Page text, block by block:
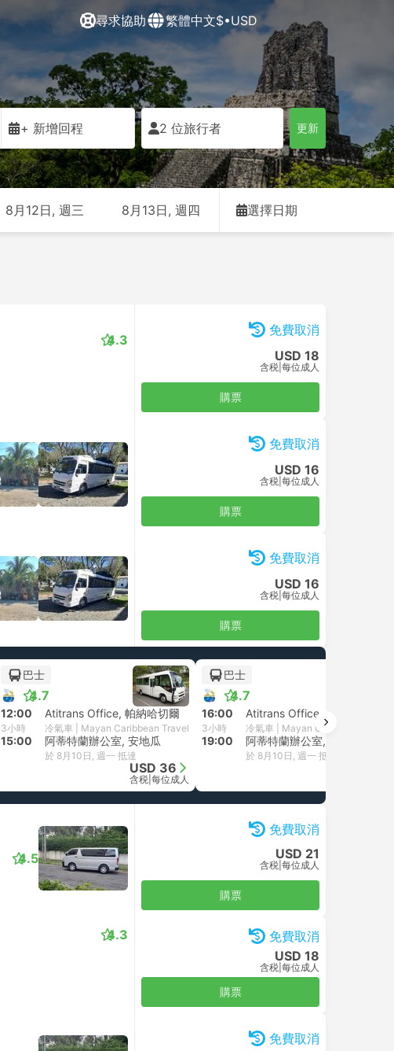
尋求協助 繁體中文$•USD
+ 新增回程 2 位旅行者 更新
8月12日, 週三 8月13日, 週四 選擇日期
4.3
免費取消
USD 18
含税 每位成人
購票
免費取消
USD 16
含税 每位成人
購票
免費取消
USD 16
含税 每位成人
購票
巴士
4.7
12:00 Atitrans Office, 帕納哈切爾
3小時 冷氣車 | Mayan Caribbean Travel
15:00 阿蒂特蘭辦公室, 安地瓜
於 8月10日, 週一 抵達
USD 36
含税 每位成人
巴士
4.7
16:00 Atitrans Office, 帕納哈切爾
3小時 冷氣車 | Mayan Caribbean Travel
19:00 阿蒂特蘭辦公室, 安地瓜
於 8月10日, 週一 抵達
4.5
免費取消
USD 21
含税 每位成人
購票
4.3
免費取消
USD 18
含税 每位成人
購票
免費取消